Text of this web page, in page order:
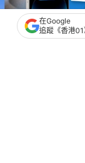
在Google
追蹤《香港01